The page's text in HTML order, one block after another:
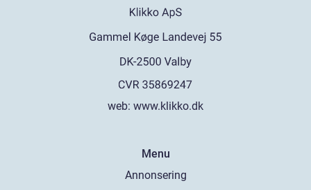
web: www.klikko.dk
Menu
Annonsering